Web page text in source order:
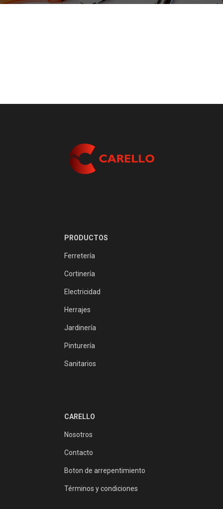
PRODUCTOS
Ferretería
Cortinería
Electricidad
Herrajes
Jardinería
Pinturería
Sanitarios
CARELLO
Nosotros
Contacto
Boton de arrepentimiento
Términos y condiciones